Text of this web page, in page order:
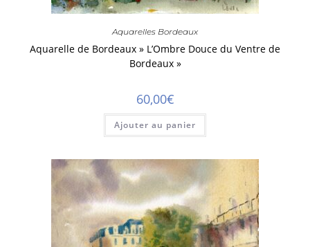
Aquarelles Bordeaux
Aquarelle de Bordeaux » L’Ombre Douce du Ventre de
Bordeaux »
60,00€
Ajouter au panier